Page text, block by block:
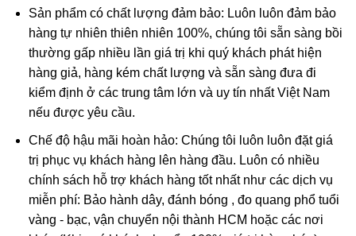
Mặt Phật Di Lặc điêu khắc từ Ruby
Phật Di Lặc trong phong thủy
Ngày nay, Phật Di Lặc Đá Ruby được tạo hình nhiều kiểu
khác nhau chứ không có 1 kiểu nhất định:
Sản phẩm có chất lượng đảm bảo: Luôn luôn đảm bảo
hàng tự nhiên thiên nhiên 100%, chúng tôi sẵn sàng bồi
thường gấp nhiều lần giá trị khi quý khách phát hiện
hàng giả, hàng kém chất lượng và sẵn sàng đưa đi
kiểm định ở các trung tâm lớn và uy tín nhất Việt Nam
nếu được yêu cầu.
Chế độ hậu mãi hoàn hảo: Chúng tôi luôn luôn đặt giá
trị phục vụ khách hàng lên hàng đầu. Luôn có nhiều
chính sách hỗ trợ khách hàng tốt nhất như các dịch vụ
miễn phí: Bảo hành dây, đánh bóng , đo quang phổ tuổi
vàng - bạc, vận chuyển nội thành HCM hoặc các nơi